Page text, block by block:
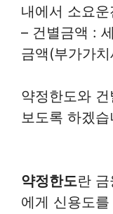
내에서 소요
– 건별금액 :
금액(부가가
약정한도와
보도록 하겠습
약정한도란
에게 신용도